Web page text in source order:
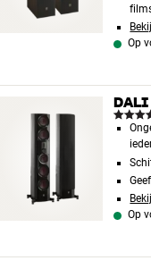
Op
DALI
Op